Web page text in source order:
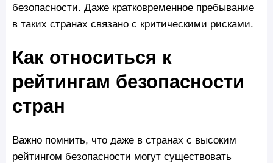
безопасности. Даже кратковременное пребывание
в таких странах связано с критическими рисками.
Как относиться к
рейтингам безопасности
стран
Важно помнить, что даже в странах с высоким
рейтингом безопасности могут существовать